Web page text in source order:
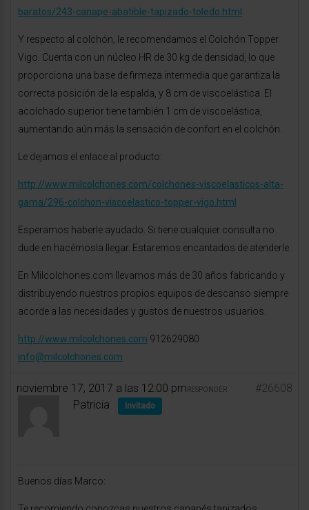
baratos/243-canape-abatible-tapizado-toledo.html
Y respecto al colchón, le recomendamos el Colchón Topper
Vigo. Cuenta con un núcleo HR de 30 kg de densidad, lo que
proporciona una base de firmeza intermedia que garantiza la
correcta posición de la espalda, y 8 cm de viscoelástica. El
acolchado superior tiene también 1 cm de viscoelástica,
aumentando aún más la sensación de confort en el colchón.
Le dejamos el enlace al producto:
http://www.milcolchones.com/colchones-viscoelasticos-alta-
gama/296-colchon-viscoelastico-topper-vigo.html
Esperamos haberle ayudado. Si tiene cualquier consulta no
dude en hacérnosla llegar. Estaremos encantados de atenderle.
En Milcolchones.com llevamos más de 30 años fabricando y
distribuyendo nuestros propios equipos de descanso siempre
acorde a las necesidades y gustos de nuestros usuarios.
http://www.milcolchones.com 912629080
info@milcolchones.com
noviembre 17, 2017 a las 12:00 pm #26608
RESPONDER
Patricia Invitado
Buenos días Marco: